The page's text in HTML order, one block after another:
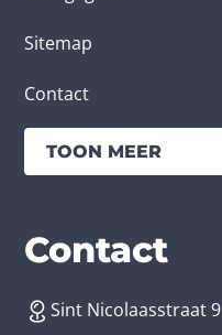
Sitemap
Contact
TOON MEER
Diensten
App laten maken
Branches
Bedrijfsapp
Contact
Sint Nicolaasstraat 9